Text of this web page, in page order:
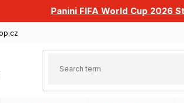
Panini FIFA World Cup 2026